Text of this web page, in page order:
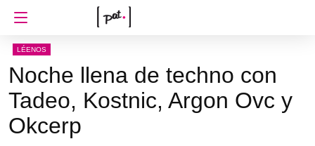
LÉENOS
Noche llena de techno con
Tadeo, Kostnic, Argon Ovc y
Okcerp